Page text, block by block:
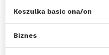
Koszulka basic ona/on
Biznes